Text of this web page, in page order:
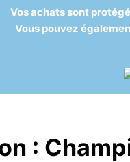
Vos achats sont
Vous pouvez
: